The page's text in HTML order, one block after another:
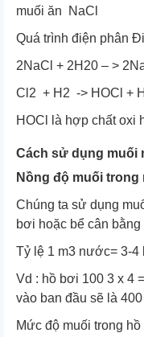
muối ăn NaCl
Quá trình điện phân
2NaCl + 2H20 – >
Cl2 + H2 -> HOCl +
HOCl là hợp chất oxi
Cách sử dụng muối
Nồng độ muối
Chúng ta sử dụng
bơi hoặc bể cân bằng
Tỷ lệ 1 m3 nước= 3-4
Vd : hồ bơi 100 3 x 4
vào ban đầu sẽ là 400
Mức độ muối trong